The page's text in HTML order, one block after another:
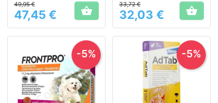
renforcée contre les
puces et les tiques chez le
chien
Prix
49,95 €
47,45 € 
taille
Prix
33,72 €
32,03 € 
-5% -5%